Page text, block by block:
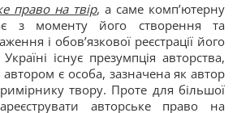
право на твір, а саме комп’ютерну
з моменту його створення та
і обов’язкової реєстрації його
існує презумпція авторства,
автором є особа, зазначена як автор
твору. Проте для більшої
авторське право на